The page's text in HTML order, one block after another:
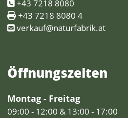
+43 7218 8080
+43 7218 8080 4
verkauf@naturfabrik.at
Öffnungs­zeiten
Montag - Freitag
09:00 - 12:00 & 13:00 - 17:00